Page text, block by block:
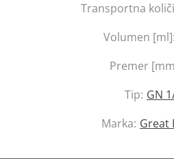
Transportna
Volumen [ml]:
Premer
Tip: GN
Marka: Great